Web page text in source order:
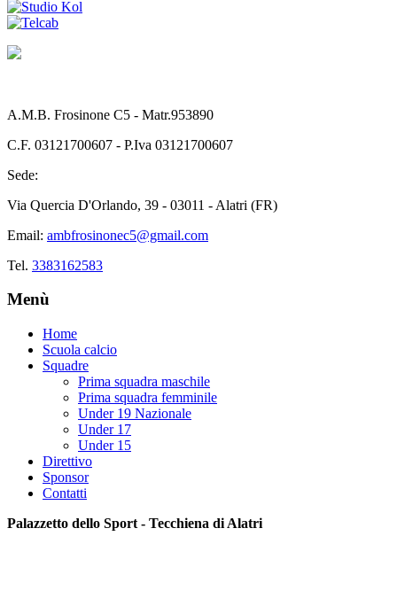
A.M.B. Frosinone C5 - Matr.953890
C.F. 03121700607 - P.Iva 03121700607
Sede:
Via Quercia D'Orlando, 39 - 03011 - Alatri (FR)
Email: ambfrosinonec5@gmail.com
Tel. 3383162583
Menù
Home
Scuola calcio
Squadre
Prima squadra maschile
Prima squadra femminile
Under 19 Nazionale
Under 17
Under 15
Direttivo
Sponsor
Contatti
Palazzetto dello Sport - Tecchiena di Alatri